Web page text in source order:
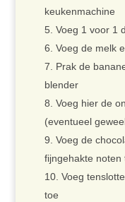
keukenmachine
Voeg 1 voor 1
Voeg de melk
Prak de
blender
Voeg hier de
(eventueel
Voeg de
fijngehakte noten
Voeg
toe